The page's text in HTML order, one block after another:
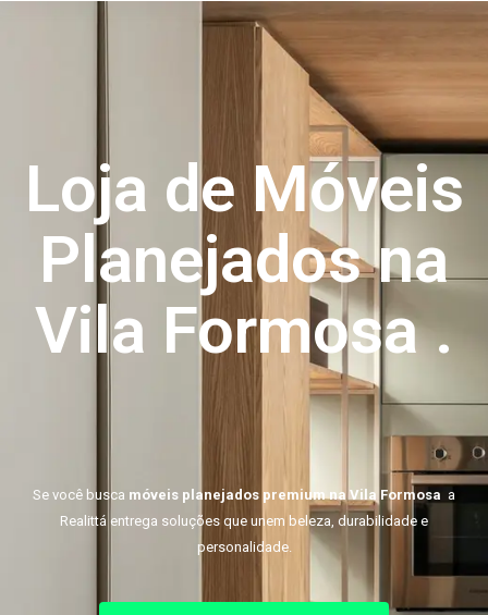
Loja de Móveis
Planejados na
Vila Formosa .
Se você busca móveis planejados premium na Vila Formosa a
Realittá entrega soluções que unem beleza, durabilidade e
personalidade.